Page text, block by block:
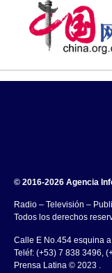
© 2016-2026 Agencia
Radio – Televisión –
Todos los derechos
Calle E No.454 esquina
Teléf: (+53) 7 838 3496,
Prensa Latina © 2023 .